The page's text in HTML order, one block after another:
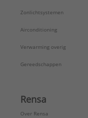
Zonlichtsystemen
Airconditioning
Verwarming overig
Gereedschappen
Rensa
Over Rensa